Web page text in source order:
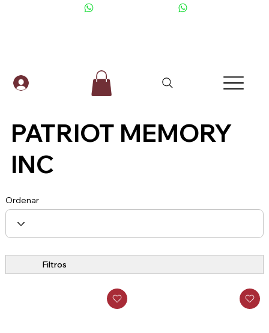
PATRIOT MEMORY
INC
Filtros
Ordenar